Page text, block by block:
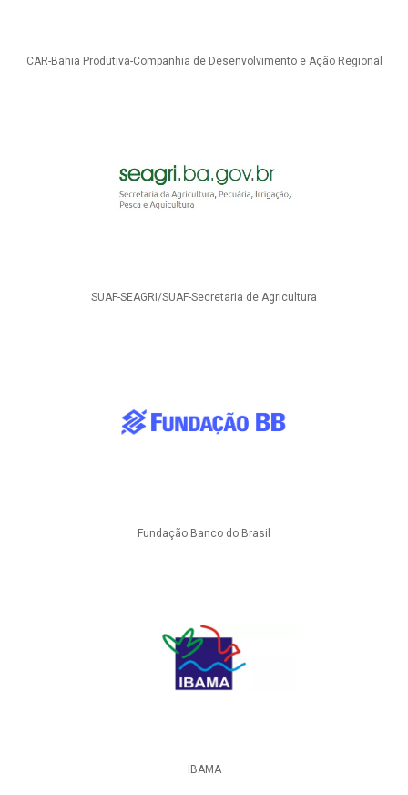
CAR-Bahia Produtiva-Companhia de Desenvolvimento e Ação Regional
SUAF-SEAGRI/SUAF-Secretaria de Agricultura
Fundação Banco do Brasil
IBAMA